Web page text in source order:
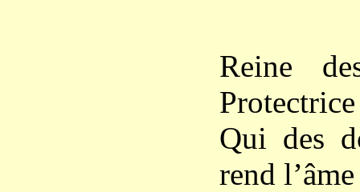
Reine
Qui des
rend